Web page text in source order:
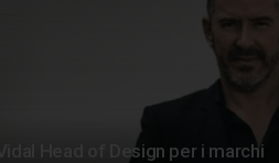
Head of Design per i marchi